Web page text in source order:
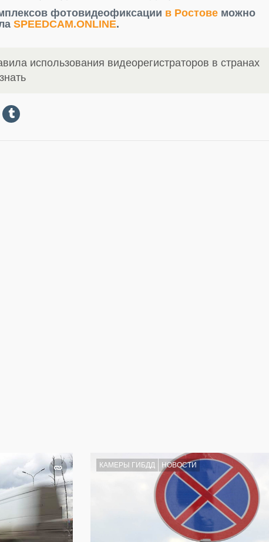
фотовидеофиксации в Ростове можно
SPEEDCAM.ONLINE.
использования видеорегистраторов в странах
КАМЕРЫ ГИБДД НОВОСТИ